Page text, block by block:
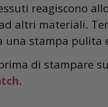
reagiscono
altri materiali.
una stampa pulita
di stampare
.